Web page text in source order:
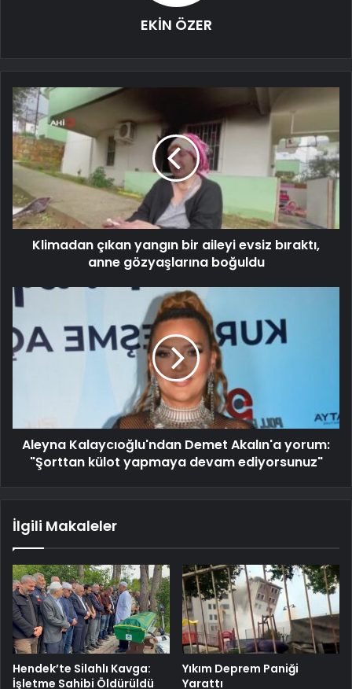
EKİN ÖZER
Klimadan çıkan yangın bir aileyi evsiz bıraktı,
anne gözyaşlarına boğuldu
Aleyna Kalaycıoğlu'ndan Demet Akalın'a yorum:
"Şorttan külot yapmaya devam ediyorsunuz"
İlgili Makaleler
Hendek’te Silahlı Kavga:
İşletme Sahibi Öldürüldü
Yıkım Deprem Paniği
Yarattı